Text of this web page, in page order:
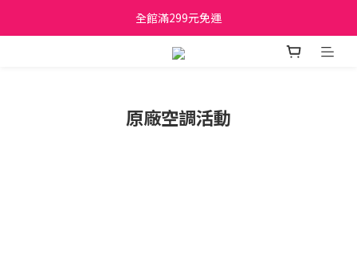
日立家電、國際牌 原廠管制價格 私訊優惠價
全館滿299元免運
日立家電、國際牌 原廠管制價格 私訊優惠價
原廠空調活動